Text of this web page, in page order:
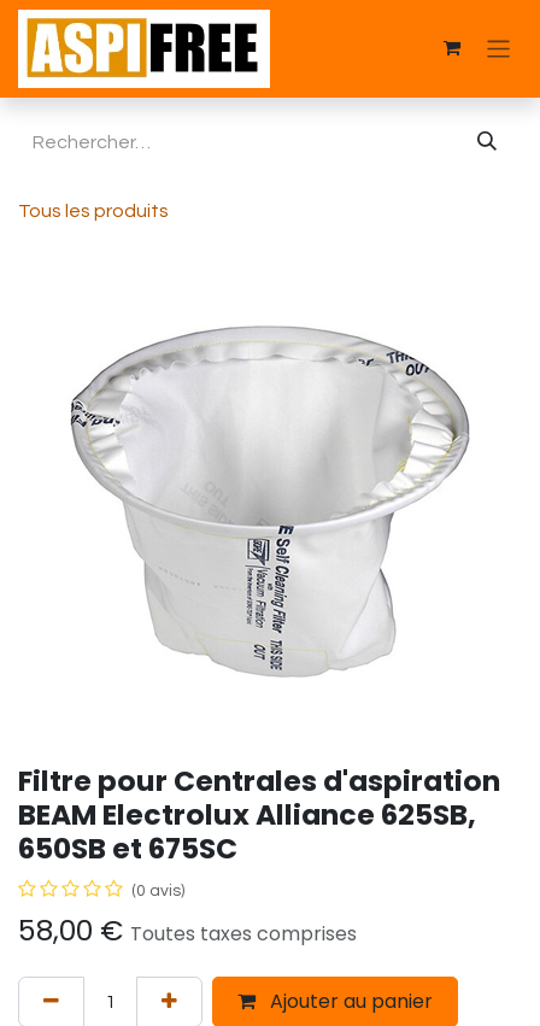
Se rendre au contenu
Tous les produits
Filtre pour Centrales d'aspiration
BEAM Electrolux Alliance 625SB,
650SB et 675SC
(0 avis)
58,00 € Toutes taxes comprises
Ajouter au panier